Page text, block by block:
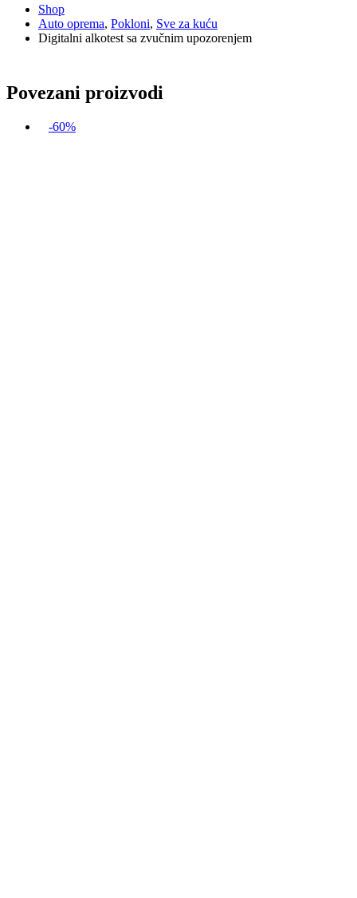
Shop
Auto oprema, Pokloni, Sve za kuću
Digitalni alkotest sa zvučnim upozorenjem
Povezani proizvodi
-60%